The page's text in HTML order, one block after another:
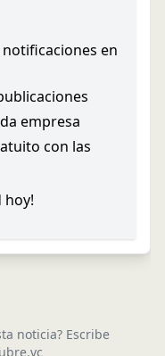
en
empresa
con las
hoy!
noticia? Escribe